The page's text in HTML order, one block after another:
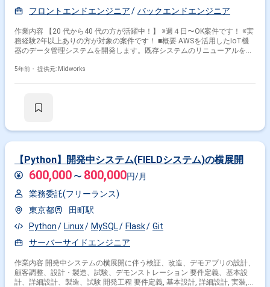
フロントエンドエンジニア
バックエンドエンジニア
作業内容 【20 代から40 代の方が活躍中！】 ※週４日〜OK案件です！ ※実
務経験2年以上ありの方が対象の案件です！ ■概要 AWSを活用したIoT機
器のデータ管理システムを開発します。既存システムのリニューアルを行
す。 ■具体的な業務内容 ・AWSを使用したバックエンドの設計・開発 ・
ョンを取りながら業務を進めて頂く予定です。また、緊急時に出社が必要
人、請負いの案件は取り扱っておりません。
5年前・ 提供元: Midworks
【Python】開発中システム(FIELDシステム)の横展開
600,000 〜 800,000円/月
業務委託(フリーランス)
東京都
田町駅
Python
Linux MySQL Flask
Git
サーバーサイドエンジニア
作業内容 開発中システムの横展開に伴う検証、改造、デモアプリの設計、
顧客調整、設計・製造、試験、デモンストレーション 要件定義、基本設
計、詳細設計、製造、試験 開発工程 要件定義, 基本設計, 詳細設計, 実装,